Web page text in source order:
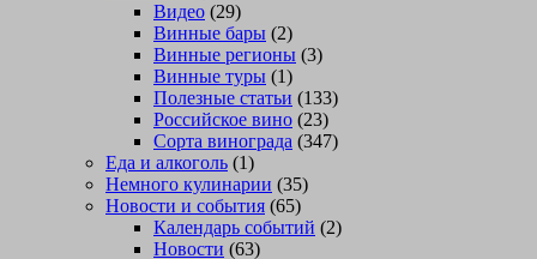
Видео (29)
Винные бары (2)
Винные регионы (3)
Винные туры (1)
Полезные статьи (133)
Российское вино (23)
Сорта винограда (347)
Еда и алкоголь (1)
Немного кулинарии (35)
Новости и события (65)
Календарь событий (2)
Новости (63)